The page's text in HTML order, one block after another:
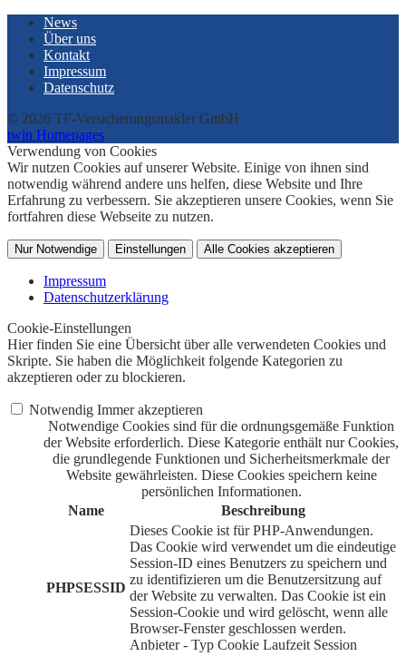
News
Über uns
Kontakt
Impressum
Datenschutz
© 2026 TF-Versicherungsmakler GmbH
twin Homepages
Verwendung von Cookies
Wir nutzen Cookies auf unserer Website. Einige von ihnen sind
notwendig während andere uns helfen, diese Website und Ihre
Erfahrung zu verbessern. Sie akzeptieren unsere Cookies, wenn Sie
fortfahren diese Webseite zu nutzen.
Nur Notwendige Einstellungen Alle Cookies akzeptieren
Impressum
Datenschutzerklärung
Cookie-Einstellungen
Hier finden Sie eine Übersicht über alle verwendeten Cookies und
Skripte. Sie haben die Möglichkeit folgende Kategorien zu
akzeptieren oder zu blockieren.
Notwendig Immer akzeptieren
Notwendige Cookies sind für die ordnungsgemäße Funktion
der Website erforderlich. Diese Kategorie enthält nur Cookies,
die grundlegende Funktionen und Sicherheitsmerkmale der
Website gewährleisten. Diese Cookies speichern keine
persönlichen Informationen.
Name
Beschreibung
PHPSESSID
Dieses Cookie ist für PHP-Anwendungen.
Das Cookie wird verwendet um die eindeutige
Session-ID eines Benutzers zu speichern und
zu identifizieren um die Benutzersitzung auf
der Website zu verwalten. Das Cookie ist ein
Session-Cookie und wird gelöscht, wenn alle
Browser-Fenster geschlossen werden.
Anbieter - Typ Cookie Laufzeit Session